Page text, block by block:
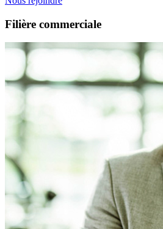
Filière commerciale